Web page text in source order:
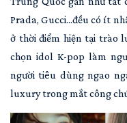
Prada, Gucci...đều có ít
ở thời điểm hiện tại trào
chọn idol K-pop làm
người tiêu dùng ngao
luxury trong mắt công